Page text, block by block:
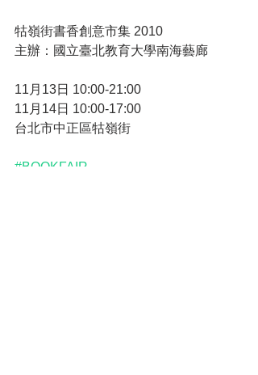
牯嶺街書香創意市集 2010
主辦：國立臺北教育大學南海藝廊
11月13日 10:00-21:00
11月14日 10:00-17:00
台北市中正區牯嶺街
#BOOKFAIR